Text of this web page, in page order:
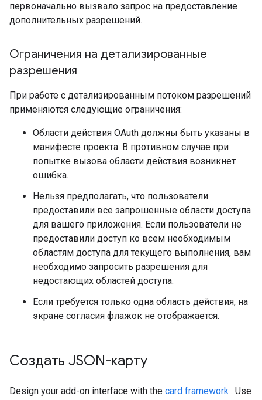
первоначально вызвало запрос на предоставление
дополнительных разрешений.
Ограничения на детализированные
разрешения
При работе с детализированным потоком разрешений
применяются следующие ограничения:
Области действия OAuth должны быть указаны в
манифесте проекта. В противном случае при
попытке вызова области действия возникнет
ошибка.
Нельзя предполагать, что пользователи
предоставили все запрошенные области доступа
для вашего приложения. Если пользователи не
предоставили доступ ко всем необходимым
областям доступа для текущего выполнения, вам
необходимо запросить разрешения для
недостающих областей доступа.
Если требуется только одна область действия, на
экране согласия флажок не отображается.
Создать JSON-карту
Design your add-on interface with the card framework . Use